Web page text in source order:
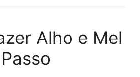
Alho e Mel